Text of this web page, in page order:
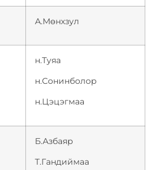
А.Мөнхзул
н.Туяа
н.Сонинболор
н.Цэцэгмаа
Б.Азбаяр
Т.Гандиймаа